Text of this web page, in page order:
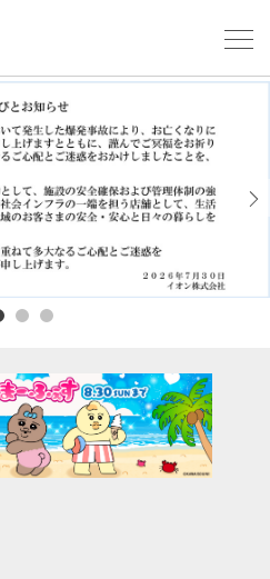
企業情報
お問い合わせ
プライバシ
ソーシャル